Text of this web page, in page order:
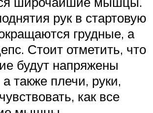
рук в стартовую
грудные, а
Стоит отметить, что
будут напряжены
также плечи, руки,
как все